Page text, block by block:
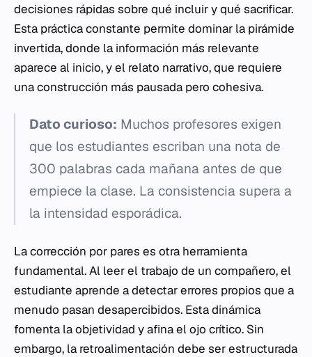
decisiones rápidas sobre qué incluir y qué sacrificar.
Esta práctica constante permite dominar la pirámide
invertida, donde la información más relevante
aparece al inicio, y el relato narrativo, que requiere
una construcción más pausada pero cohesiva.
Dato curioso: Muchos profesores exigen
que los estudiantes escriban una nota de
300 palabras cada mañana antes de que
empiece la clase. La consistencia supera a
la intensidad esporádica.
La corrección por pares es otra herramienta
fundamental. Al leer el trabajo de un compañero, el
estudiante aprende a detectar errores propios que a
menudo pasan desapercibidos. Esta dinámica
fomenta la objetividad y afina el ojo crítico. Sin
embargo, la retroalimentación debe ser estructurada